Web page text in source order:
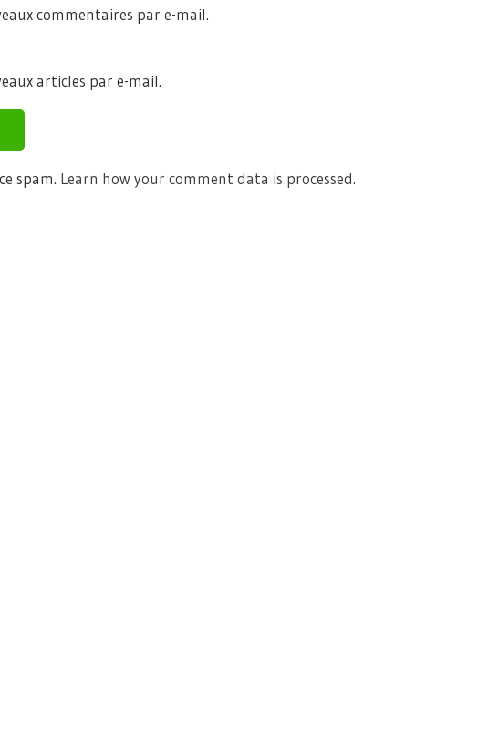
commentaires par e-mail.
articles par e-mail.
spam. Learn how your comment data is processed.